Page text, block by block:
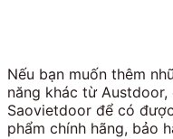
Nếu bạn muốn thêm
năng khác từ
Saovietdoor để có
phẩm chính hãng, bảo